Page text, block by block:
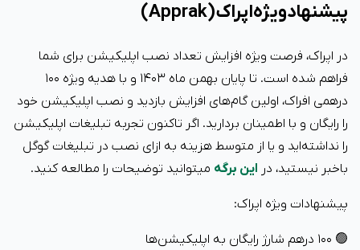
پیشنهاد ویژه اپراک (Apprak)
در اپراک، فرصت ویژه افزایش تعداد نصب اپلیکیشن برای شما
فراهم شده است. تا پایان بهمن ماه ۱۴۰۳ و با هدیه ویژه‌ ۱۰۰
درهمی افراک، اولین گام‌های افزایش بازدید و نصب اپلیکیشن خود
را رایگان و با اطمینان بردارید. اگر تاکنون تجربه تبلیغات اپلیکیشن
را نداشته‌اید و یا از متوسط هزینه به ازای نصب در تبلیغات گوگل
باخبر نیستید، در این برگه میتوانید توضیحات را مطالعه کنید.
پیشنهادات ویژه اپراک:
🟢 ۱۰۰ درهم شارژ رایگان به اپلیکیشن‌ها